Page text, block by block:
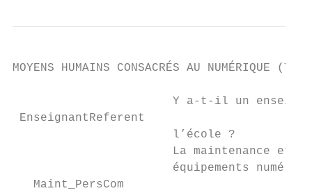
MOYENS HUMAINS CONSACRÉS AU NUMÉRIQUE (TIC)
Y a‐t‐il un
EnseignantReferent
l’école ?
La maintenance et
équipements
   Maint_PersCom